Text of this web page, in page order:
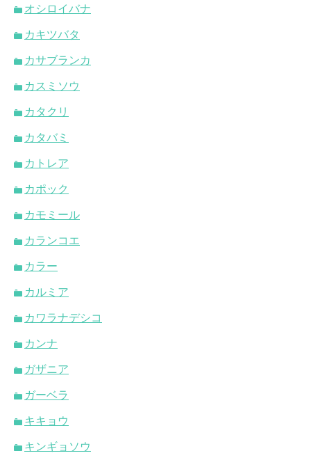
オシロイバナ
カキツバタ
カサブランカ
カスミソウ
カタクリ
カタバミ
カトレア
カポック
カモミール
カランコエ
カラー
カルミア
カワラナデシコ
カンナ
ガザニア
ガーベラ
キキョウ
キンギョソウ